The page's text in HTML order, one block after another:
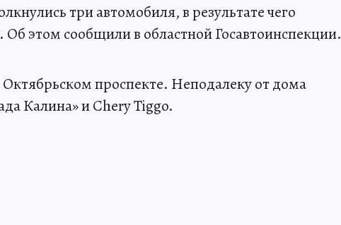
три автомобиля, в результате чего
Об этом сообщили в областной Госавтоинспекции.
проспекте. Неподалеку от дома
Калина» и Chery Tiggo.